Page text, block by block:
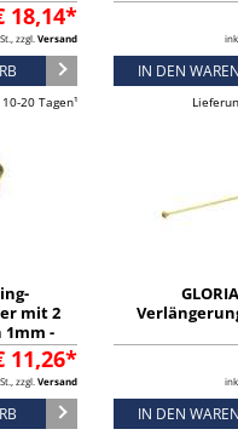
18,14*
zzgl. Versand
20 Tagen¹
IN DEN
mit 2
1mm -
11,26*
zzgl. Versand
IN DEN